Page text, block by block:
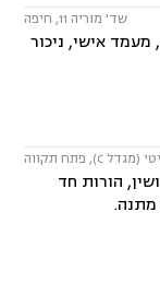
שד' מוריה 11, חיפה
אישי, ניכור
הורות חד
מתנה.